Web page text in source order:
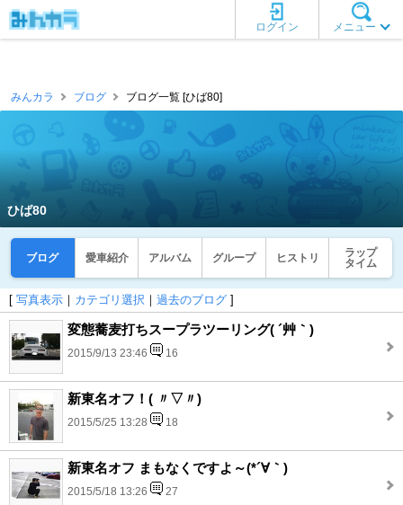
メニュー
ログイン
みんカラ ブログ ブログ一覧 [ひば80]
ひば80
ブログ 愛車紹介 アルバム グループ ヒストリ
ラップ
タイム
[ 写真表示 ｜ カテゴリ選択 ｜ 過去のブログ ]
変態蕎麦打ちスープラツーリング( ´艸｀)
2015/9/13 23:46 16
新東名オフ！( 〃▽〃)
2015/5/25 13:28 18
新東名オフ まもなくですよ～(*´∀｀)
2015/5/18 13:26 27